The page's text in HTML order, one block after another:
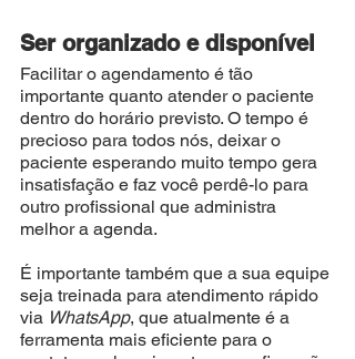
Ser organizado e disponível
Facilitar o agendamento é tão
importante quanto atender o paciente
dentro do horário previsto. O tempo é
precioso para todos nós, deixar o
paciente esperando muito tempo gera
insatisfação e faz você perdê-lo para
outro profissional que administra
melhor a agenda.
É importante também que a sua equipe
seja treinada para atendimento rápido
via WhatsApp, que atualmente é a
ferramenta mais eficiente para o